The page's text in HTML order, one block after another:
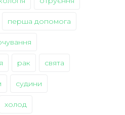
перша допомога
рак свята
судини
холод